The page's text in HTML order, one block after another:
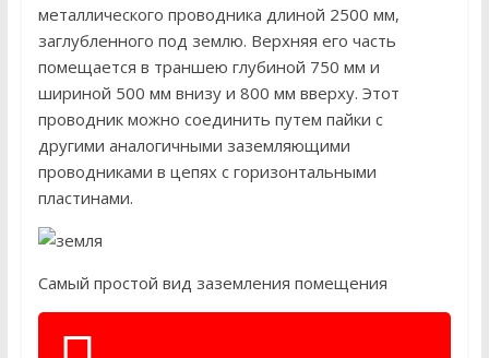
металлического проводника длиной 2500 мм,
заглубленного под землю. Верхняя его часть
помещается в траншею глубиной 750 мм и
шириной 500 мм внизу и 800 мм вверху. Этот
проводник можно соединить путем пайки с
другими аналогичными заземляющими
проводниками в цепях с горизонтальными
пластинами.
Самый простой вид заземления помещения